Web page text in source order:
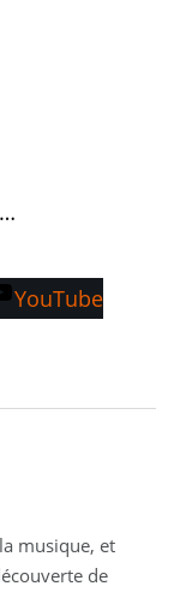
YouTube
musique, et
de